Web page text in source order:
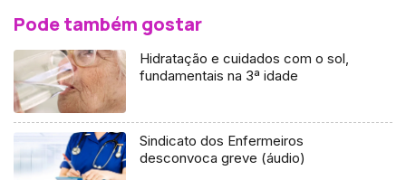
Pode também gostar
Hidratação e cuidados com o sol,
fundamentais na 3ª idade
Sindicato dos Enfermeiros
desconvoca greve (áudio)